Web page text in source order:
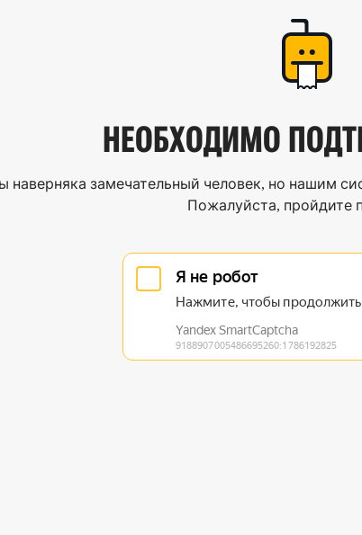
НЕОБХОДИМО
наверняка замечательный человек, но нашим
Пожалуйста, пройдите